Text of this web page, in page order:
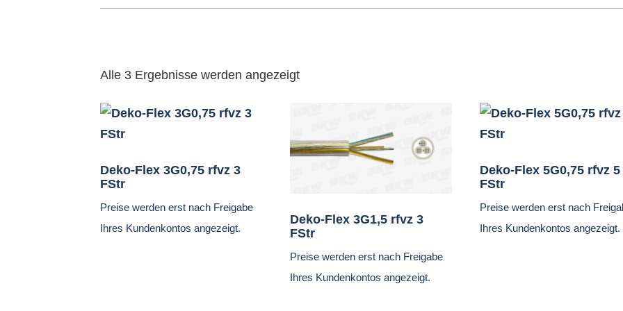
Alle 3 Ergebnisse werden angezeigt
Deko-Flex 3G0,75 rfvz 3
FStr
Preise werden erst nach Freigabe
Ihres Kundenkontos angezeigt.
Deko-Flex 3G1,5 rfvz 3
FStr
Preise werden erst nach Freigabe
Ihres Kundenkontos angezeigt.
Deko-Flex 5G0,75 rfvz 5
FStr
Preise werden erst nach
Ihres Kundenkontos angezeigt.